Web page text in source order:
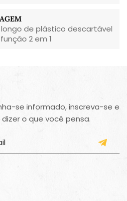
de plástico descartável
2 em 1
se informado, inscreva-se e
o que você pensa.